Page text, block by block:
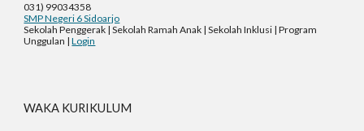
031) 99034358
SMP Negeri 6 Sidoarjo
Sekolah Penggerak | Sekolah Ramah Anak | Sekolah Inklusi | Program
Unggulan |Login
WAKA KURIKULUM